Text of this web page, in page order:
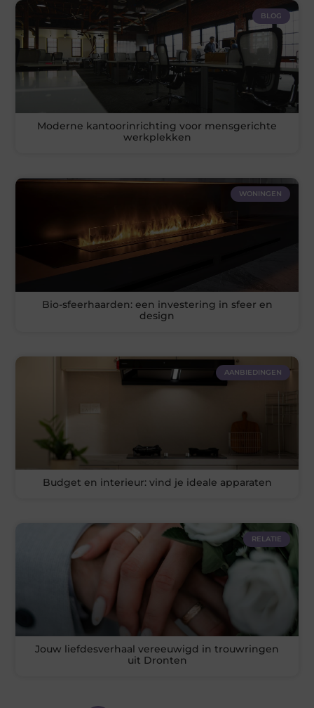
BLOG
Moderne kantoorinrichting voor mensgerichte
werkplekken
WONINGEN
Bio-sfeerhaarden: een investering in sfeer en
design
AANBIEDINGEN
Budget en interieur: vind je ideale apparaten
RELATIE
Jouw liefdesverhaal vereeuwigd in trouwringen
uit Dronten